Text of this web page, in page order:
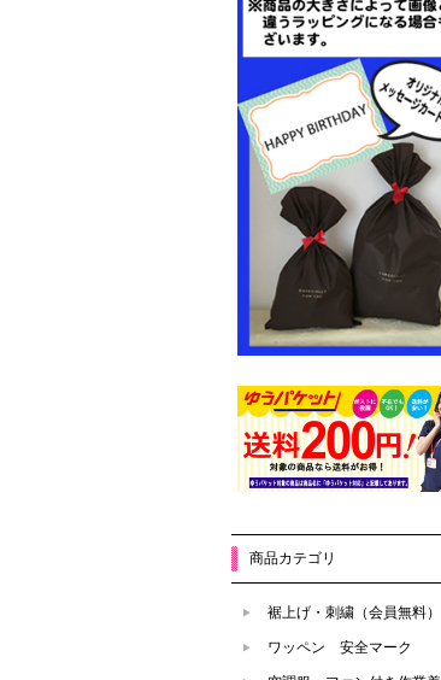
商品カテゴリ
裾上げ・刺繍（会員無料）
ワッペン 安全マーク